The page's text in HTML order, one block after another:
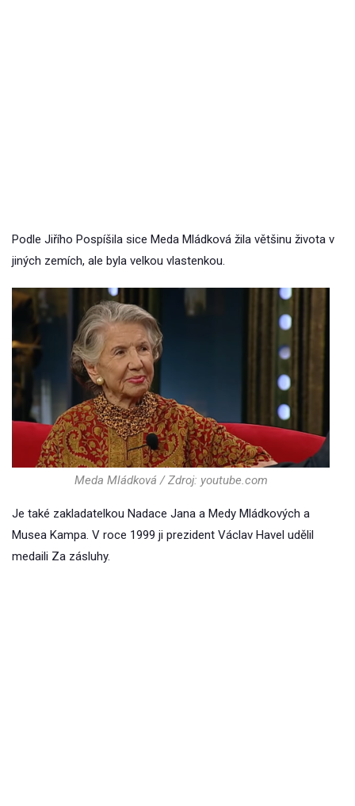
Podle Jiřího Pospíšila sice Meda Mládková žila většinu života v
jiných zemích, ale byla velkou vlastenkou.
Meda Mládková / Zdroj: youtube.com
Je také zakladatelkou Nadace Jana a Medy Mládkových a
Musea Kampa. V roce 1999 ji prezident Václav Havel udělil
medaili Za zásluhy.